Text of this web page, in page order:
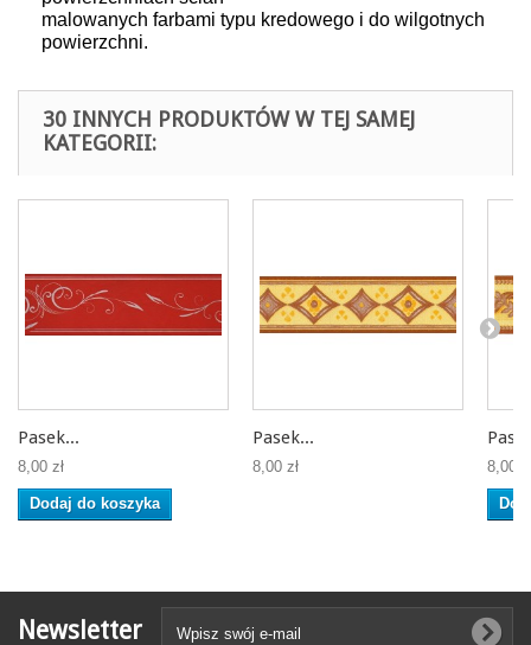
malowanych farbami typu kredowego i do wilgotnych
powierzchni.
30 INNYCH PRODUKTÓW W TEJ SAMEJ
KATEGORII:
Pasek...
8,00 zł
Dodaj do koszyka
Pasek...
8,00 zł 8,00
Newsletter